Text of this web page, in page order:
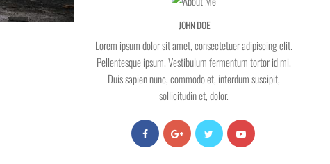
JOHN DOE
Lorem ipsum dolor sit amet, consectetuer adipiscing elit.
Pellentesque ipsum. Vestibulum fermentum tortor id mi.
Duis sapien nunc, commodo et, interdum suscipit,
sollicitudin et, dolor.